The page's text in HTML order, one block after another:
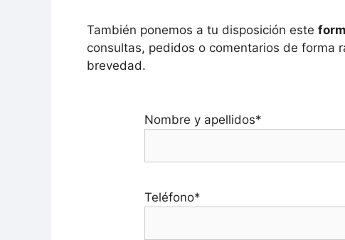
También ponemos a tu disposición este
consultas, pedidos o comentarios de forma
brevedad.
Nombre y apellidos*
Teléfono*